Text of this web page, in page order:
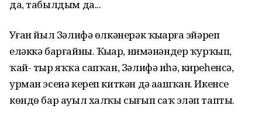
да, табылдым да...
Уҙған йыл Зәлифә өлкәнерәк ҡыҙҙарға эйәреп
еләккә барғайны. Ҡыҙҙар, нимәнәндер ҡурҡып,
ҡай- тыр яҡҡа сапҡан, Зәлифә иһә, киреһенсә,
урман эсенә кереп киткән дә аҙашҡан. Икенсе
көндө бар ауыл халҡы сығып саҡ эҙләп тапты.